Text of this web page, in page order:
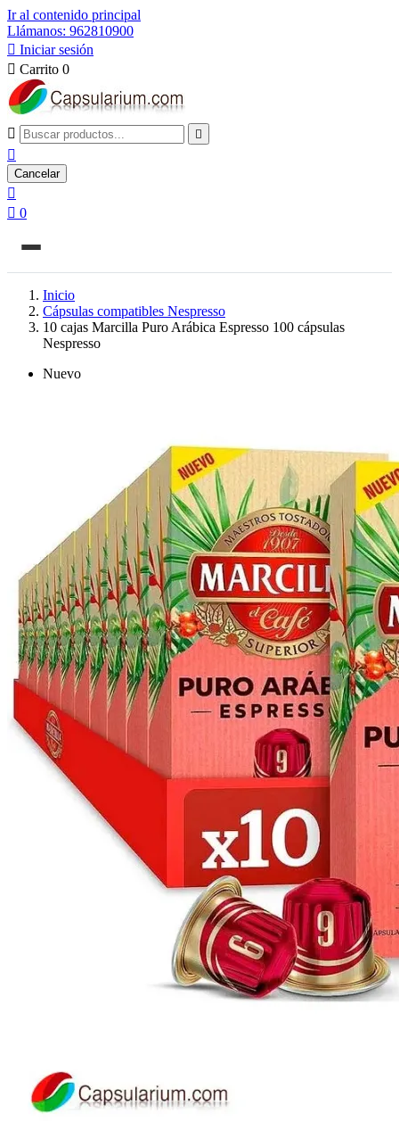
Ir al contenido principal
Llámanos: 962810900
 Iniciar sesión
 Carrito 0
 

Cancelar

 0
Inicio
Cápsulas compatibles Nespresso
10 cajas Marcilla Puro Arábica Espresso 100 cápsulas
Nespresso
Nuevo